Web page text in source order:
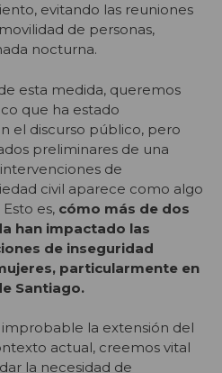
evitando las reuniones
de personas,
nocturna.
esta medida, queremos
que ha estado
el discurso público, pero
preliminares de una
de
civil aparece como algo
es, cómo más de dos
han impactado las
de inseguridad
particularmente en
Santiago.
la extensión del
actual, creemos vital
la necesidad de